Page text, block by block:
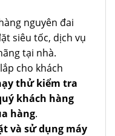
nguyên đai
siêu tốc, dịch vụ
tại nhà.
cho khách
thử kiểm tra
khách hàng
hàng.
và sử dụng máy